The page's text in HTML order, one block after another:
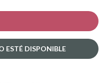
ESTÉ DISPONIBLE